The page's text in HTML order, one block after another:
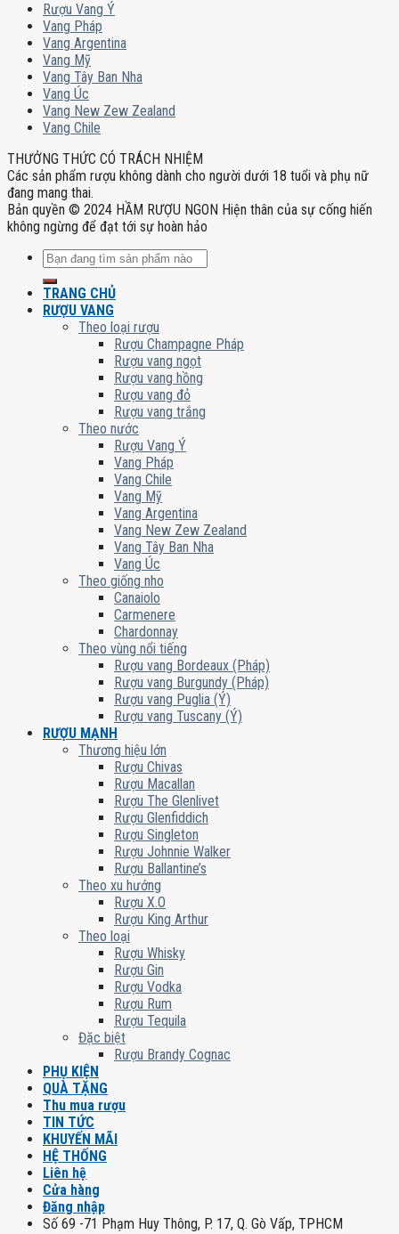
Rượu Vang Ý
Vang Pháp
Vang Argentina
Vang Mỹ
Vang Tây Ban Nha
Vang Úc
Vang New Zew Zealand
Vang Chile
THƯỞNG THỨC CÓ TRÁCH NHIỆM
Các sản phẩm rượu không dành cho người dưới 18 tuổi và phụ nữ
đang mang thai.
Bản quyền © 2024 HẦM RƯỢU NGON Hiện thân của sự cống hiến
không ngừng để đạt tới sự hoàn hảo
Tìm
TRANG CHỦ
RƯỢU VANG
Theo loại rượu
Rượu Champagne Pháp
Rượu vang ngọt
Rượu vang hồng
Rượu vang đỏ
Rượu vang trắng
Theo nước
Rượu Vang Ý
Vang Pháp
Vang Chile
Vang Mỹ
Vang Argentina
Vang New Zew Zealand
Vang Tây Ban Nha
Vang Úc
Theo giống nho
Canaiolo
Carmenere
Chardonnay
Theo vùng nổi tiếng
Rượu vang Bordeaux (Pháp)
Rượu vang Burgundy (Pháp)
Rượu vang Puglia (Ý)
Rượu vang Tuscany (Ý)
RƯỢU MẠNH
Thương hiệu lớn
Rượu Chivas
Rượu Macallan
Rượu The Glenlivet
Rượu Glenfiddich
Rượu Singleton
Rượu Johnnie Walker
Rượu Ballantine’s
Theo xu hướng
Rượu X.O
Rượu King Arthur
Theo loại
Rượu Whisky
Rượu Gin
Rượu Vodka
Rượu Rum
Rượu Tequila
Đặc biệt
Rượu Brandy Cognac
PHỤ KIỆN
QUÀ TẶNG
Thu mua rượu
TIN TỨC
KHUYẾN MÃI
HỆ THỐNG
Liên hệ
Cửa hàng
Đăng nhập
Số 69 -71 Phạm Huy Thông, P. 17, Q. Gò Vấp, TPHCM